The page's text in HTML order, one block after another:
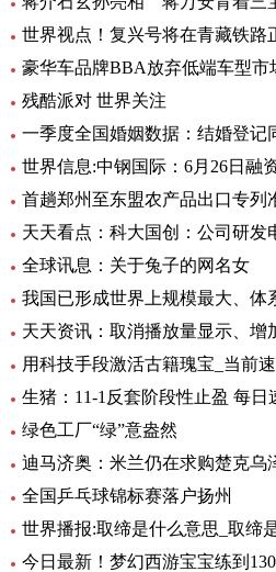
世界视点！复兴号将在青藏铁路
豪华车品牌BBA放弃低端车型市
残酷派对 世界关注
首趟郑州至东盟农产品出口专列
全球讯息：关于兔子的网名女
用科技手段激活古籍瑰宝_当前
生猪：11-1反套阶段性止盈 每日
绿色工厂“绿”意盎然
全国乒乓球锦标赛落户扬州
世界播报:取缔是什么意思_取缔